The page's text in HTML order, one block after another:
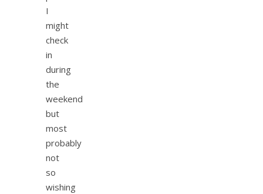
I
might
check
in
during
the
weekend
but
most
probably
not
so
wishing